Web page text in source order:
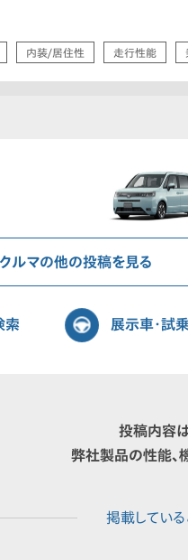
内装/居住性 走行性能
ルマの他の投稿を見る
索 展示車・試
投稿内容
弊社製品の性能、